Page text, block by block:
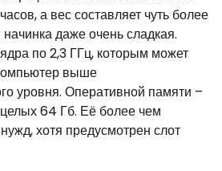
а вес составляет чуть более
даже очень сладкая.
по 2,3 ГГц, которым может
выше
уровня. Оперативной памяти –
64 Гб. Её более чем
хотя предусмотрен слот